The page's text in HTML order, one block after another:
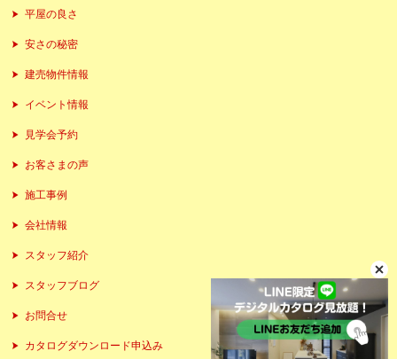
平屋の良さ
安さの秘密
建売物件情報
イベント情報
見学会予約
お客さまの声
施工事例
会社情報
スタッフ紹介
スタッフブログ
お問合せ
カタログダウンロード申込み